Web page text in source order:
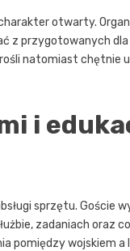
otwarty.
z przygotowanych
natomiast
i
sprzętu. Goście
zadaniach oraz
pomiędzy wojskiem a